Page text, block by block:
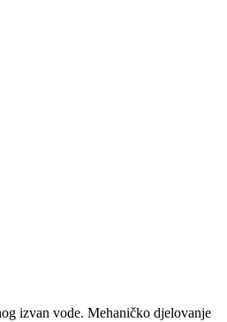
izvan vode. Mehaničko djelovanje